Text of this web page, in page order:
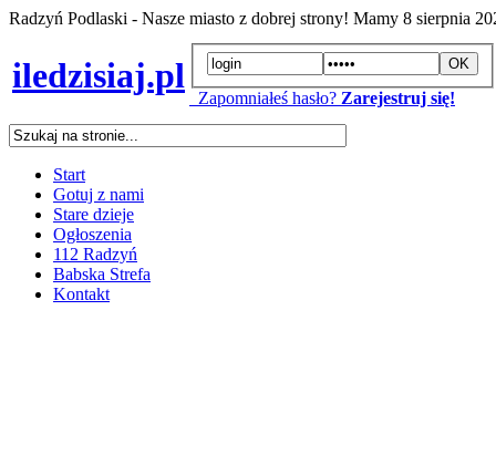
Radzyń Podlaski - Nasze miasto z dobrej strony! Mamy 8 sierpnia
iledzisiaj.pl
Zapomniałeś hasło? Zarejestruj się!
Start
Gotuj z nami
Stare dzieje
Ogłoszenia
112 Radzyń
Babska Strefa
Kontakt